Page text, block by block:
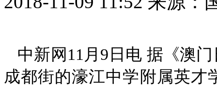
中新网11月9日电 据《澳
成都街的濠江中学附属英才